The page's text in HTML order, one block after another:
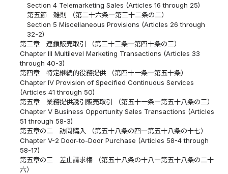
Section 4 Telemarketing Sales (Articles 16 through 25)
第五節 雑則 （第二十六条―第三十二条の二）
Section 5 Miscellaneous Provisions (Articles 26 through
32-2)
第三章 連鎖販売取引 （第三十三条―第四十条の三）
Chapter III Multilevel Marketing Transactions (Articles 33
through 40-3)
第四章 特定継続的役務提供 （第四十一条―第五十条）
Chapter IV Provision of Specified Continuous Services
(Articles 41 through 50)
第五章 業務提供誘引販売取引 （第五十一条―第五十八条の三）
Chapter V Business Opportunity Sales Transactions (Articles
51 through 58-3)
第五章の二 訪問購入 （第五十八条の四―第五十八条の十七）
Chapter V-2 Door-to-Door Purchase (Articles 58-4 through
58-17)
第五章の三 差止請求権 （第五十八条の十八―第五十八条の二十
六）